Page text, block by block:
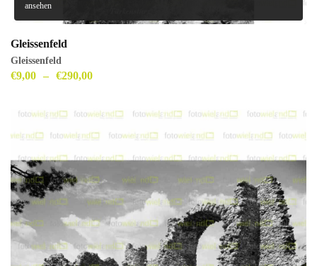
ansehen
Gleissenfeld
Gleissenfeld
€9,00 – €290,00